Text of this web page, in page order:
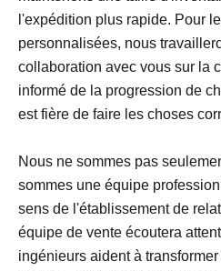
l'expédition plus rapide. Pour
personnalisées, nous
collaboration avec vous sur la
informé de la progression de
est fière de faire les choses
Nous ne sommes pas
sommes une équipe
sens de l'établissement de
équipe de vente écoutera
ingénieurs aident à